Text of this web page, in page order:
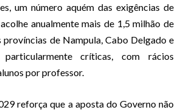
um número aquém das exigências de
anualmente mais de 1,5 milhão de
províncias de Nampula, Cabo Delgado e
particularmente críticas, com rácios
por professor.
reforça que a aposta do Governo não